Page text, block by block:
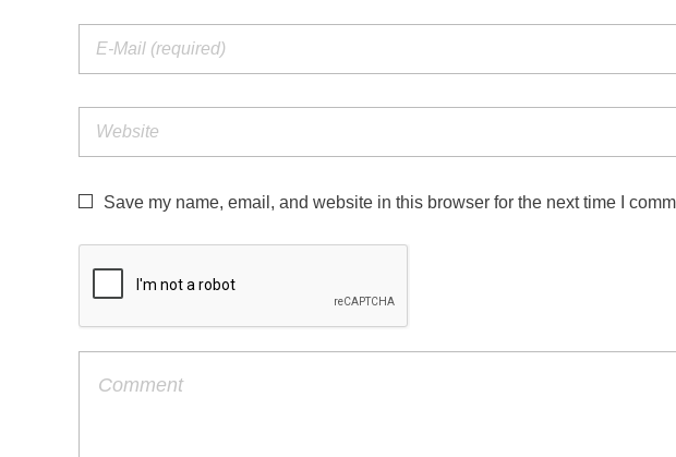
Save my name, email, and website in this browser for the next time I